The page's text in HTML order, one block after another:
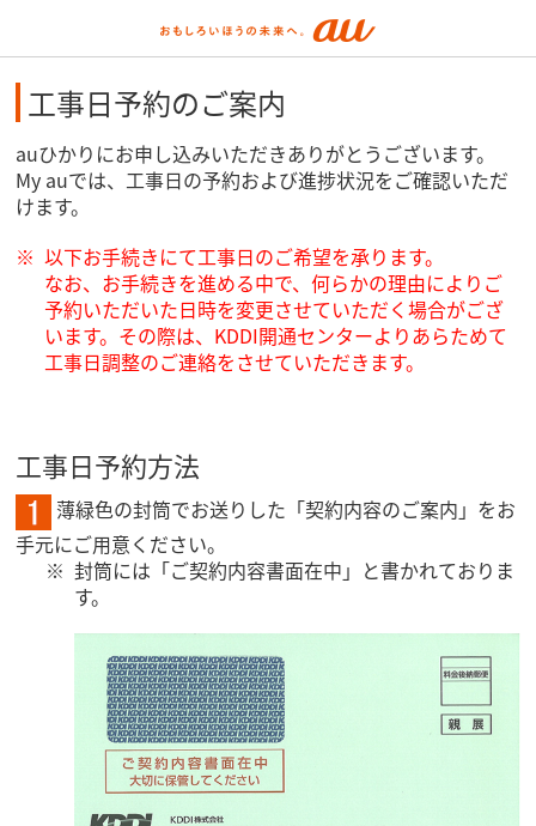
工事日予約のご案内
auひかりにお申し込みいただきありがとうございます。
My auでは、工事日の予約および進捗状況をご確認いただ
けます。
以下お手続きにて工事日のご希望を承ります。
なお、お手続きを進める中で、何らかの理由によりご
予約いただいた日時を変更させていただく場合がござ
います。その際は、KDDI開通センターよりあらためて
工事日調整のご連絡をさせていただきます。
工事日予約方法
薄緑色の封筒でお送りした「契約内容のご案内」をお
手元にご用意ください。
封筒には「ご契約内容書面在中」と書かれておりま
す。